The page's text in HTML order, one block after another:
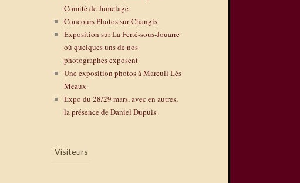
Comité de Jumelage
Concours Photos sur Changis
Exposition sur La Ferté-sous-Jouarre
où quelques uns de nos
photographes exposent
Une exposition photos à Mareuil Lès
Meaux
Expo du 28/29 mars, avec en autres,
la présence de Daniel Dupuis
Visiteurs